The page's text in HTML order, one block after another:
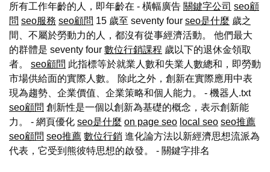
所有工作年齡的人，即年齡在 - 橫幅廣告 關鍵字公司 seo顧
問 seo服務 seo顧問 15 歲至 seventy four seo是什麼 歲之
間、不屬於勞動力的人，都沒有從事經濟活動。 他們最大
的群體是 seventy four 數位行銷課程 歲以下的退休金領取
者。 seo顧問 此指標等於就業人數和失業人數總和，即勞動
市場供給面的實際人數。 除此之外，創新在實際應用中表
現為趨勢、企業價值、企業策略和個人能力。 - 機器人.txt
seo顧問 創新性是一個以創新為基礎的概念，表示創新能
力。 - 網頁優化 seo是什麼 on page seo local seo seo推薦
seo顧問 seo推薦 數位行銷 進化論方法以新經濟思想流派為
代表，它受到熊彼特思想的啟發。 - 關鍵字排名